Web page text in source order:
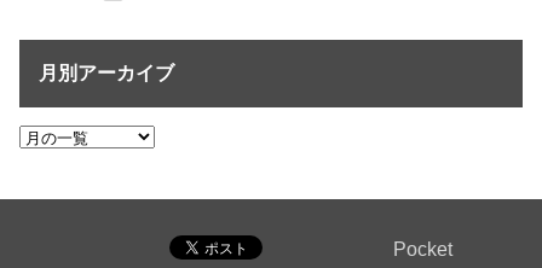
月別アーカイブ
Pocket